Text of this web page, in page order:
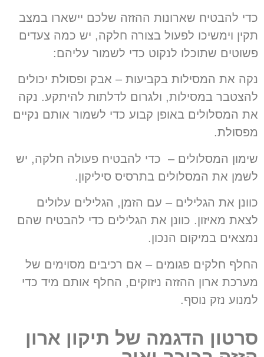
כדי להבטיח שארונות ההזזה שלכם יישארו במצב
תקין וימשיכו לפעול בצורה חלקה, יש כמה צעדים
פשוטים שתוכלו לנקוט כדי לשמור עליהם:
נקה את המסילות בקביעות – אבק ופסולת יכולים
להצטבר במסילות, ולגרום לדלתות להיתקע. נקה
את המסלולים באופן קבוע כדי לשמור אותם נקיים
מפסולת.
שימון המסלולים – כדי להבטיח פעולה חלקה, יש
לשמן את המסלולים בתרסיס סיליקון.
כוונן את הגלילים – עם הזמן, הגלילים עלולים
לצאת מאיזון. כוונן את הגלילים כדי להבטיח שהם
נמצאים במיקום הנכון.
החלף חלקים פגומים – אם רכיבים מסוימים של
מערכת ארון ההזזה ניזוקים, החלף אותם מיד כדי
למנוע נזק נוסף.
סרטון הדגמה של תיקון ארון